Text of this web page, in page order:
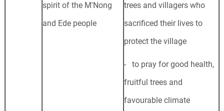
spirit of the M'Nong
and Ede people
trees and villagers who
sacrificed their lives to
protect the village
- to pray for good health,
fruitful trees and
favourable climate